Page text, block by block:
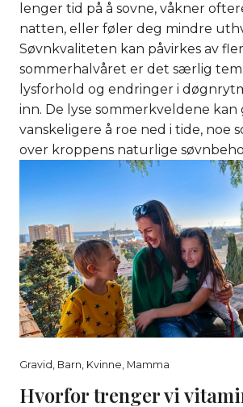
lenger tid på å sovne, våkner
natten, eller føler deg mindre
Søvnkvaliteten kan påvirkes av
sommerhalvåret er det særlig
lysforhold og endringer i
inn. De lyse sommerkveldene kan
vanskeligere å roe ned i tide, noe
over kroppens naturlige
Gravid , Barn, Kvinne, Mamma
Hvorfor trenger vi